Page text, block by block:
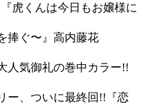
虎くんは今日もお嬢様に
捧ぐ〜』高内藤花
人気御礼の巻中カラー!!
ー、ついに最終回!!『恋